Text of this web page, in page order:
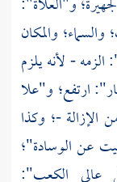
والمكان
- لأنه يلزم
ارتفع؛ و"علا
الإزالة -؛ وكذا
عن الوسادة"؛
عالي الكعب":